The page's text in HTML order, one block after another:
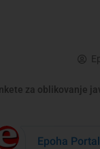
za oblikovanje